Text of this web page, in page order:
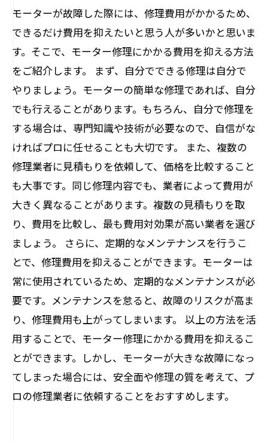
モーターが故障した際には、修理費用がかかるため、
できるだけ費用を抑えたいと思う人が多いかと思いま
す。そこで、モーター修理にかかる費用を抑える方法
をご紹介します。 まず、自分でできる修理は自分で
やりましょう。モーターの簡単な修理であれば、自分
でも行えることがあります。もちろん、自分で修理を
する場合は、専門知識や技術が必要なので、自信がな
ければプロに任せることも大切です。 また、複数の
修理業者に見積もりを依頼して、価格を比較すること
も大事です。同じ修理内容でも、業者によって費用が
大きく異なることがあります。複数の見積もりを取
り、費用を比較し、最も費用対効果が高い業者を選び
ましょう。 さらに、定期的なメンテナンスを行うこ
とで、修理費用を抑えることができます。モーターは
常に使用されているため、定期的なメンテナンスが必
要です。メンテナンスを怠ると、故障のリスクが高ま
り、修理費用も上がってしまいます。 以上の方法を活
用することで、モーター修理にかかる費用を抑えるこ
とができます。しかし、モーターが大きな故障になっ
てしまった場合には、安全面や修理の質を考えて、プ
ロの修理業者に依頼することをおすすめします。